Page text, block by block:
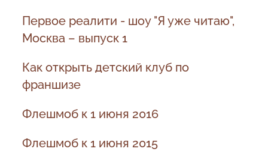
Первое реалити - шоу "Я уже читаю",
Москва – выпуск 1
Как открыть детский клуб по
франшизе
Флешмоб к 1 июня 2016
Флешмоб к 1 июня 2015